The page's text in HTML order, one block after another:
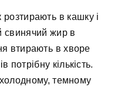
розтирають в кашку і
свинячий жир в
втирають в хворе
потрібну кількість.
темному